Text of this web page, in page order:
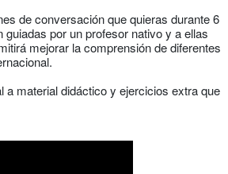
de conversación que quieras durante 6
por un profesor nativo y a ellas
mejorar la comprensión de diferentes
material didáctico y ejercicios extra que